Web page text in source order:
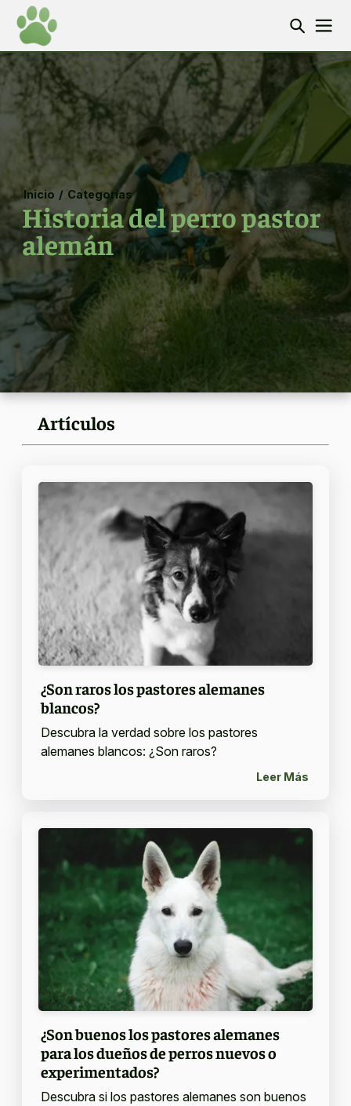
Inicio / Categorías
Historia del perro pastor
alemán
Artículos
¿Son raros los pastores alemanes
blancos?
Descubra la verdad sobre los pastores
alemanes blancos: ¿Son raros?
Leer Más
¿Son buenos los pastores alemanes
para los dueños de perros nuevos o
experimentados?
Descubra si los pastores alemanes son buenos